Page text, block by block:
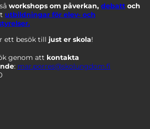
workshops om påverkan, debattoch
utbildningar för elev- och
ett besök till just er skola!
genom att kontakta
: mar.porres@skolungdom.fi